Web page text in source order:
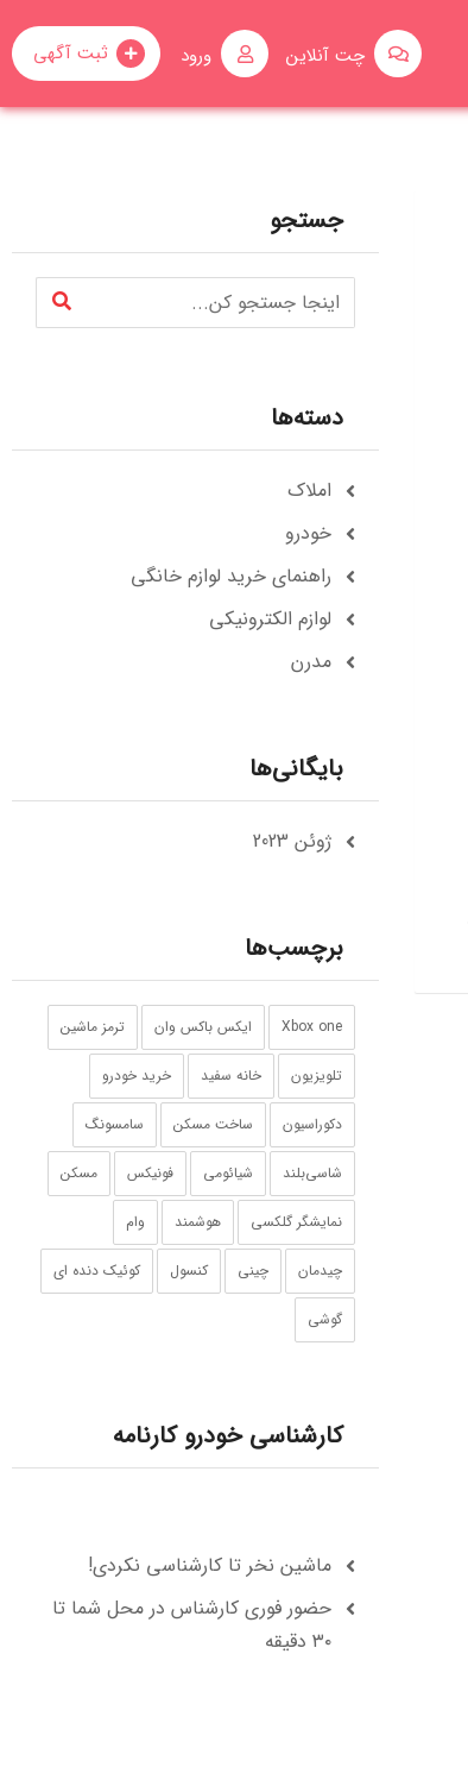
ثبت آگهی ورود چت آنلاین
جستجو
دسته‌ها
املاک
خودرو
راهنمای خرید لوازم خانگی
لوازم الکترونیکی
مدرن
بایگانی‌ها
ژوئن 2023
برچسب‌ها
Xbox one ایکس باکس وان ترمز ماشین
تلویزیون خانه سفید خرید خودرو
دکوراسیون ساخت مسکن سامسونگ
شاسی‌بلند شیائومی فونیکس مسکن
نمایشگر گلکسی هوشمند وام
چیدمان چینی کنسول کوئیک دنده ای
گوشی‌
کارشناسی خودرو کارنامه
ماشین نخر تا کارشناسی نکردی!
حضور فوری کارشناس در محل شما تا
۳۰ دقیقه